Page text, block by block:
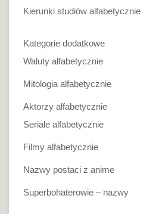
Kierunki studiów alfabetycznie
Kategorie dodatkowe
Waluty alfabetycznie
Mitologia alfabetycznie
Aktorzy alfabetycznie
Seriale alfabetycznie
Filmy alfabetycznie
Nazwy postaci z anime
Superbohaterowie – nazwy